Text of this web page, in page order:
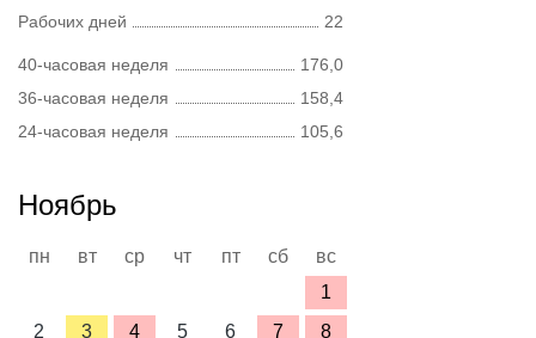
Рабочих дней
22
40-часовая неделя
176,0
36-часовая неделя
158,4
24-часовая неделя
105,6
Ноябрь
пн вт ср чт пт сб
вс
1
2
3 4 5 6 7 8